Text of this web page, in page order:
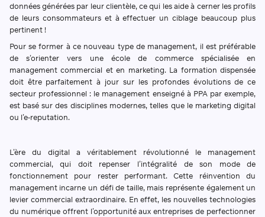
données générées par leur clientèle, ce qui les aide à cerner les profils
de leurs consommateurs et à effectuer un ciblage beaucoup plus
pertinent !
Pour se former à ce nouveau type de management, il est préférable
de s’orienter vers une école de commerce spécialisée en
management commercial et en marketing. La formation dispensée
doit être parfaitement à jour sur les profondes évolutions de ce
secteur professionnel : le management enseigné à PPA par exemple,
est basé sur des disciplines modernes, telles que le marketing digital
ou l’e-reputation.
L’ère du digital a véritablement révolutionné le management
commercial, qui doit repenser l’intégralité de son mode de
fonctionnement pour rester performant. Cette réinvention du
management incarne un défi de taille, mais représente également un
levier commercial extraordinaire. En effet, les nouvelles technologies
du numérique offrent l’opportunité aux entreprises de perfectionner